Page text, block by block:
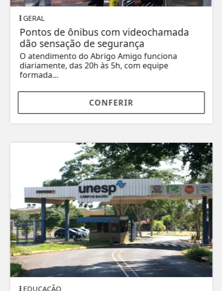
GERAL
Pontos de ônibus com videochamada
dão sensação de segurança
O atendimento do Abrigo Amigo funciona
diariamente, das 20h às 5h, com equipe
formada...
CONFERIR
EDUÇACÃO